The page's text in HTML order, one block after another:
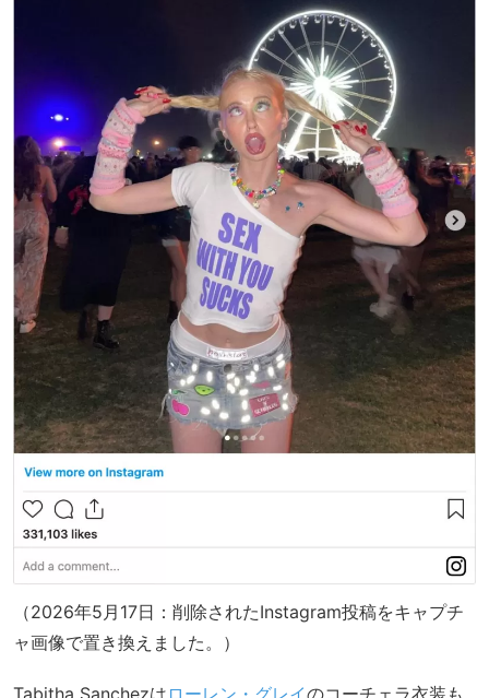
（2026年5月17日：削除されたInstagram投稿をキャプチ
ャ画像で置き換えました。）